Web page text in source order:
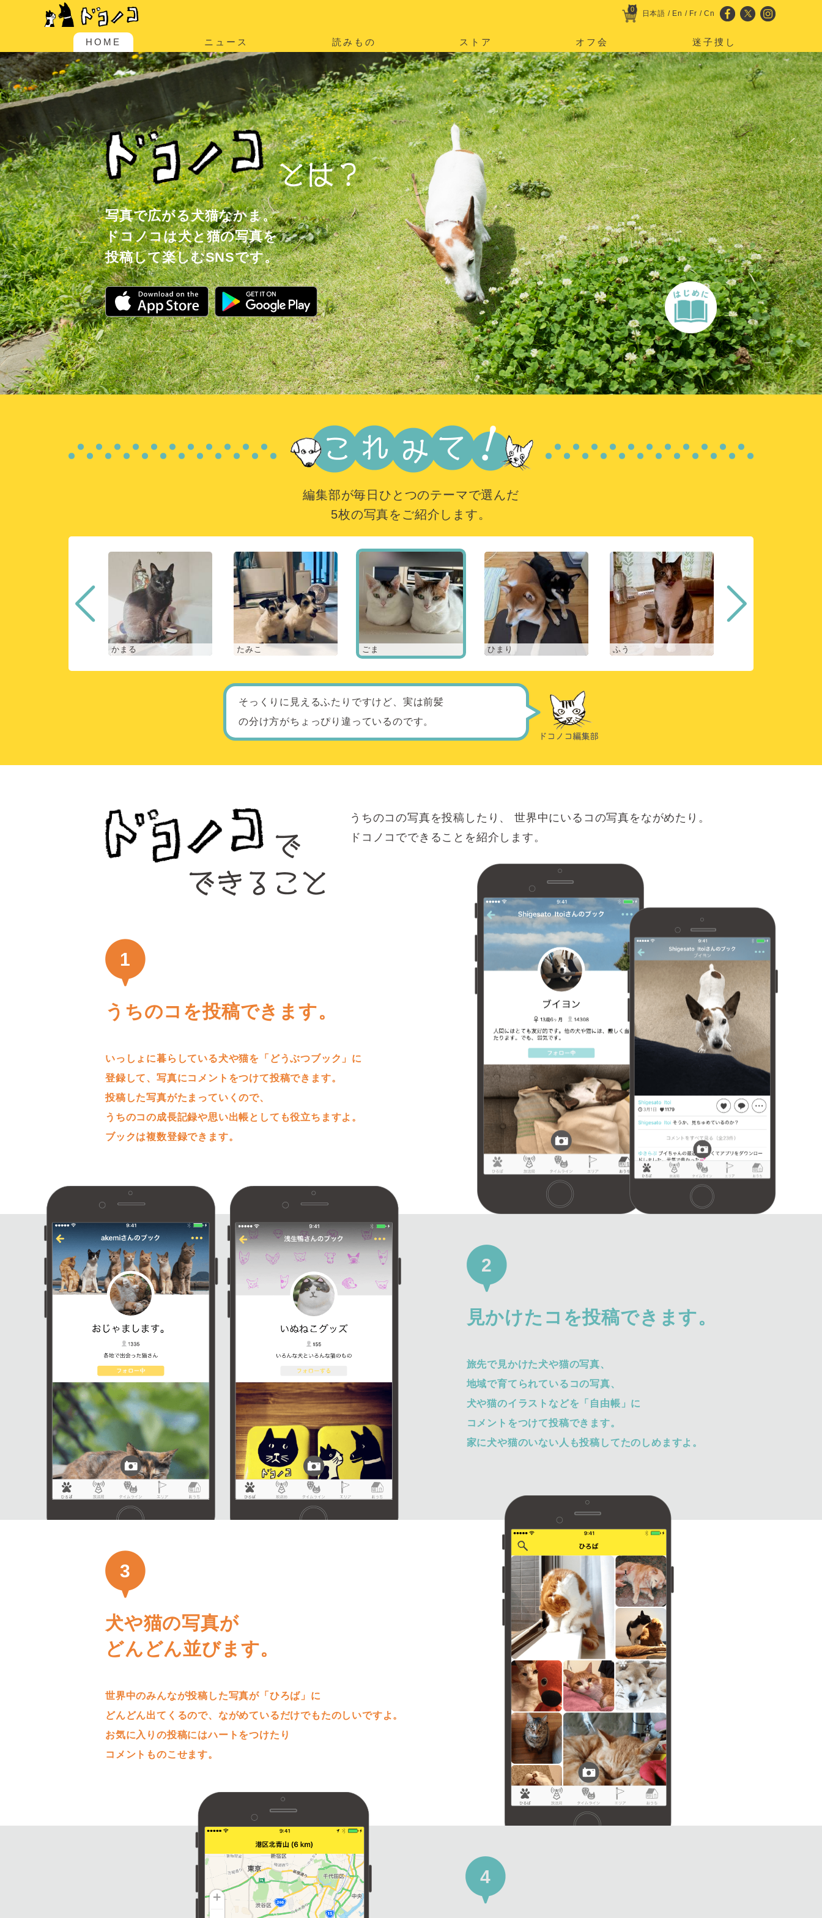
0 日本語 / En / Fr /Cn
HOME ニュース 読みもの ストア オフ会 迷子捜し
写真で広がる犬猫なかま。
ドコノコは犬と猫の写真を
投稿して楽しむSNSです。
編集部が毎日ひとつのテーマで選んだ
5枚の写真をご紹介します。
かまる たみこ ごま ひまり ふう
そっくりに見えるふたりですけど、実は前髪
の分け方がちょっぴり違っているのです。
うちのコの写真を投稿したり、
世界中にいるコの写真をながめたり。
ドコノコでできることを紹介します。
1
うちのコを投稿できます。
いっしょに暮らしている犬や猫を「どうぶつブック」に
登録して、写真にコメントをつけて投稿できます。
投稿した写真がたまっていくので、
うちのコの成長記録や思い出帳としても役立ちますよ。
ブックは複数登録できます。
2
見かけたコを投稿できます。
旅先で見かけた犬や猫の写真、
地域で育てられているコの写真、
犬や猫のイラストなどを「自由帳」に
コメントをつけて投稿できます。
家に犬や猫のいない人も投稿してたのしめますよ。
3
犬や猫の写真が
どんどん並びます。
世界中のみんなが投稿した写真が「ひろば」に
どんどん出てくるので、ながめているだけでもたのしいですよ。
お気に入りの投稿にはハートをつけたり
コメントものこせます。
4